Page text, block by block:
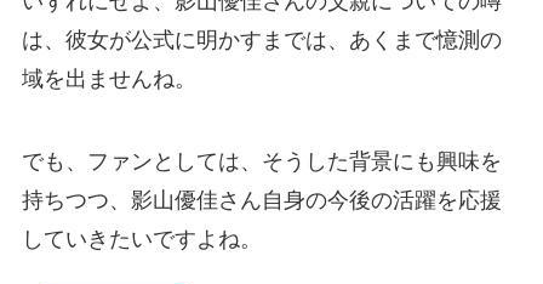
は、彼女が公式に明かすまでは、あくまで憶測の
域を出ませんね。
でも、ファンとしては、そうした背景にも興味を
持ちつつ、影山優佳さん自身の今後の活躍を応援
していきたいですよね。